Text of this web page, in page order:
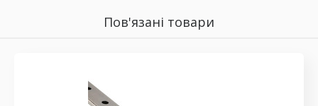
Пов'язані товари